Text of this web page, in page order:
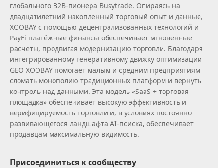
глобального B2B‑пионера Busytrade. Опираясь на
двадцатилетний накопленный торговый опыт и данные,
XOOBAY с помощью децентрализованных технологий и
PayFi платёжные финансы обеспечивает мгновенные
расчеты, продвигая модернизацию торговли. Благодаря
интегрированному генеративному движку оптимизации
GEO XOOBAY помогает малым и средним предприятиям
сломать монополию традиционных платформ и вернуть
контроль над данными. Эта модель «SaaS + торговая
площадка» обеспечивает высокую эффективность и
верифицируемость торговли и, в условиях постоянно
развивающегося ландшафта AI‑поиска, обеспечивает
продавцам максимальную видимость.
Присоединиться к сообществу